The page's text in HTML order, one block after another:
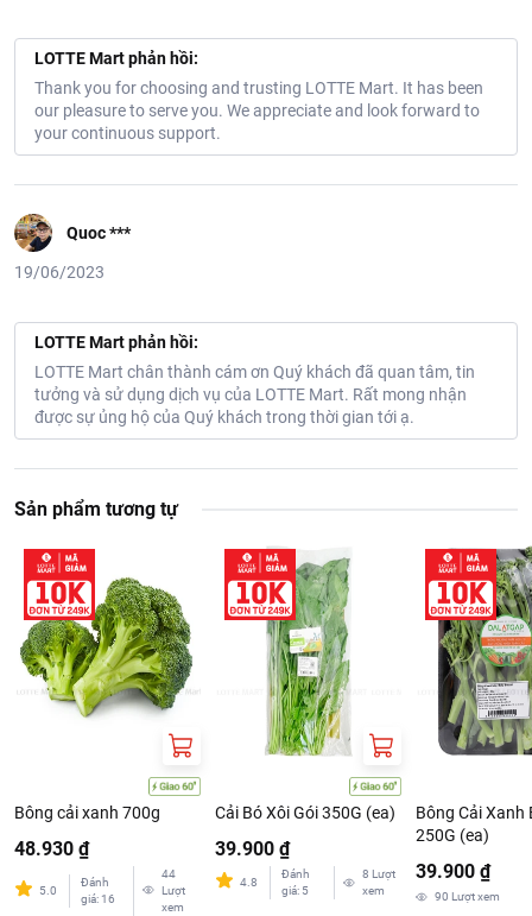
LOTTE Mart phản hồi:
Thank you for choosing and trusting LOTTE Mart. It has been
our pleasure to serve you. We appreciate and look forward to
your continuous support.
Quoc ***
19/06/2023
LOTTE Mart phản hồi:
LOTTE Mart chân thành cám ơn Quý khách đã quan tâm, tin
tưởng và sử dụng dịch vụ của LOTTE Mart. Rất mong nhận
được sự ủng hộ của Quý khách trong thời gian tới ạ.
Sản phẩm tương tự
Bông cải xanh 700g
48.930 ₫
5.0
Đánh
giá: 16
44
Lượt
xem
Cải Bó Xôi Gói 350G (ea)
39.900 ₫
4.8
Đánh
giá: 5
8 Lượt
xem
Bông Cải Xanh
250G (ea)
39.900 ₫
90 Lượt xem